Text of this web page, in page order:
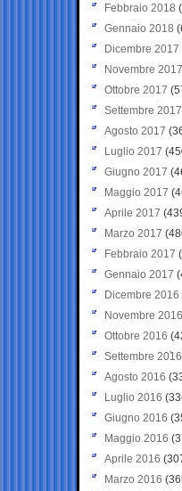
Febbraio 2018
Gennaio 2018
Dicembre 2017
Novembre 2017
Ottobre 2017
Settembre 2017
Agosto 2017
Luglio 2017
Giugno 2017
Maggio 2017
Aprile 2017
Marzo 2017
Febbraio 2017
Gennaio 2017
Dicembre 2016
Novembre 2016
Ottobre 2016
Settembre 2016
Agosto 2016
Luglio 2016
Giugno 2016
Maggio 2016
Aprile 2016
Marzo 2016